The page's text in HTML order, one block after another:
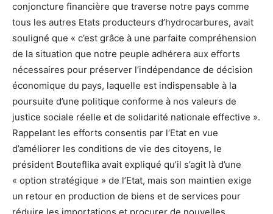
conjoncture financière que traverse notre pays comme
tous les autres Etats producteurs d’hydrocarbures, avait
souligné que « c’est grâce à une parfaite compréhension
de la situation que notre peuple adhérera aux efforts
nécessaires pour préserver l’indépendance de décision
économique du pays, laquelle est indispensable à la
poursuite d’une politique conforme à nos valeurs de
justice sociale réelle et de solidarité nationale effective ».
Rappelant les efforts consentis par l’Etat en vue
d’améliorer les conditions de vie des citoyens, le
président Bouteflika avait expliqué qu’il s’agit là d’une
« option stratégique » de l’Etat, mais son maintien exige
un retour en production de biens et de services pour